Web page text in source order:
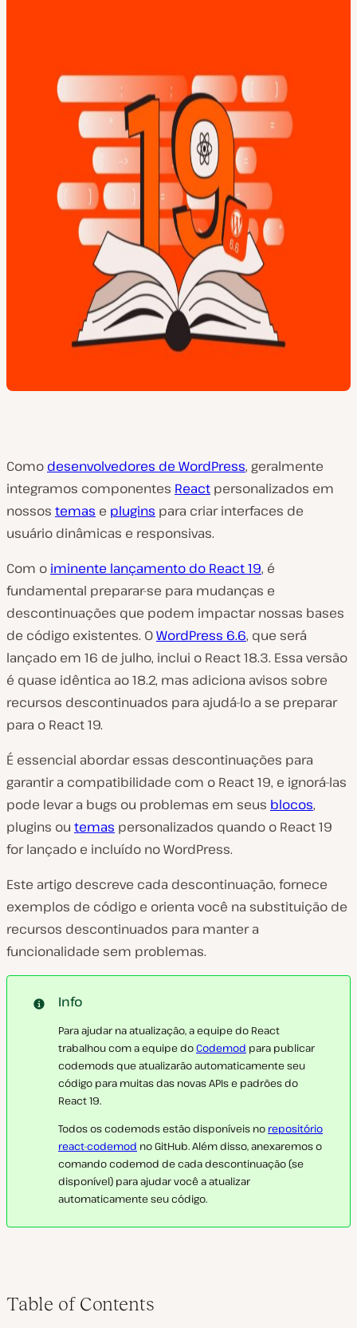
Como desenvolvedores de WordPress, geralmente
integramos componentes React personalizados em
nossos temas e plugins para criar interfaces de
usuário dinâmicas e responsivas.
Com o iminente lançamento do React 19, é
fundamental preparar-se para mudanças e
descontinuações que podem impactar nossas bases
de código existentes. OWordPress 6.6, que será
lançado em 16 de julho, inclui o React 18.3. Essa versão
é quase idêntica ao 18.2, mas adiciona avisos sobre
recursos descontinuados para ajudá-lo a se preparar
para o React 19.
É essencial abordar essas descontinuações para
garantir a compatibilidade com o React 19, e ignorá-las
pode levar a bugs ou problemas em seus blocos,
plugins ou temas personalizados quando o React 19
for lançado e incluído no WordPress.
Este artigo descreve cada descontinuação, fornece
exemplos de código e orienta você na substituição de
recursos descontinuados para manter a
funcionalidade sem problemas.
Info
Para ajudar na atualização, a equipe do React
trabalhou com a equipe doCodemod para publicar
codemods que atualizarão automaticamente seu
código para muitas das novas APIs e padrões do
React 19.
Todos os codemods estão disponíveis no repositório
react-codemod no GitHub. Além disso, anexaremos o
comando codemod de cada descontinuação (se
disponível) para ajudar você a atualizar
automaticamente seu código.
Table of Contents